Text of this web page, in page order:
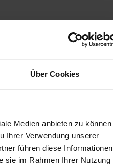
Über Cookies
Medien anbieten zu können
Ihrer Verwendung unserer
führen diese Informationen
sie im Rahmen Ihrer Nutzung